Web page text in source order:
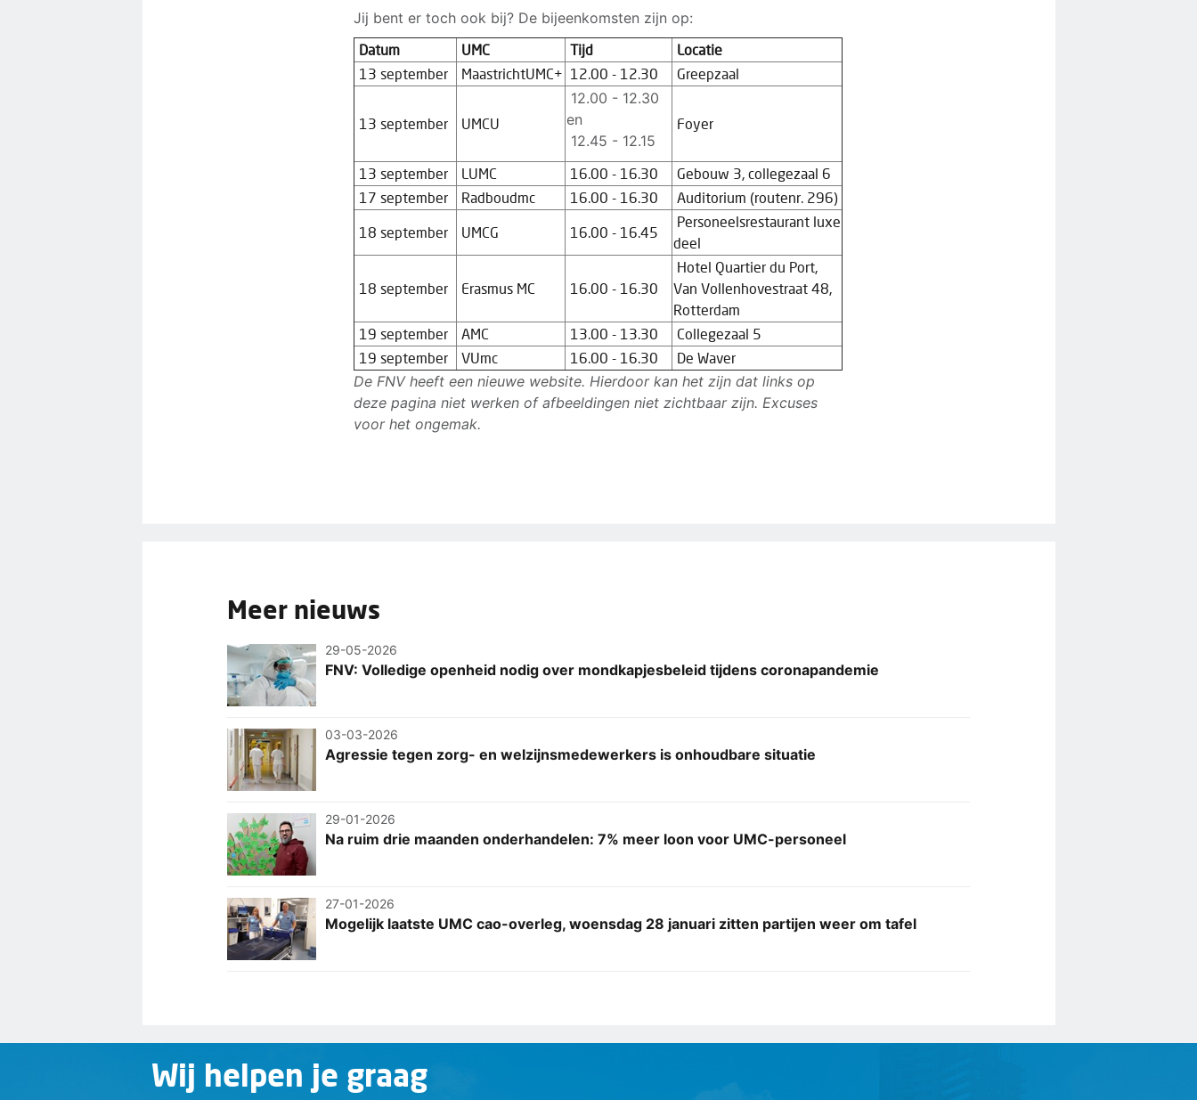
Jij bent er toch ook bij? De bijeenkomsten zijn op:
Datum UMC Tijd
Locatie
13 september
MaastrichtUMC+ 12.00 - 12.30 Greepzaal
13 september UMCU
12.00 - 12.30
en
12.45 - 12.15
Foyer
13 september LUMC 16.00 - 16.30
Gebouw 3, collegezaal 6
17 september
Radboudmc 16.00 - 16.30 Auditorium (routenr. 296)
18 september UMCG 16.00 - 16.45
Personeelsrestaurant luxe
deel
18 september Erasmus MC 16.00 - 16.30
Hotel Quartier du Port,
Van Vollenhovestraat 48,
Rotterdam
19 september
AMC 13.00 - 13.30
Collegezaal 5
19 september
VUmc 16.00 - 16.30 De Waver
De FNV heeft een nieuwe website. Hierdoor kan het zijn dat links op
deze pagina niet werken of afbeeldingen niet zichtbaar zijn. Excuses
voor het ongemak.
Meer nieuws
29-05-2026
FNV: Volledige openheid nodig over mondkapjesbeleid tijdens coronapandemie
03-03-2026
Agressie tegen zorg- en welzijnsmedewerkers is onhoudbare situatie
29-01-2026
Na ruim drie maanden onderhandelen: 7% meer loon voor UMC-personeel
27-01-2026
Mogelijk laatste UMC cao-overleg, woensdag 28 januari zitten partijen weer om tafel
Wij helpen je graag